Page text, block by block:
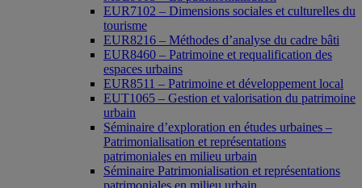
EUR7102 – Dimensions sociales et culturelles du
tourisme
EUR8216 – Méthodes d’analyse du cadre bâti
EUR8460 – Patrimoine et requalification des
espaces urbains
EUR8511 – Patrimoine et développement local
EUT1065 – Gestion et valorisation du patrimoine
urbain
Séminaire d’exploration en études urbaines –
Patrimonialisation et représentations
patrimoniales en milieu urbain
Séminaire Patrimonialisation et représentations
patrimoniales en milieu urbain